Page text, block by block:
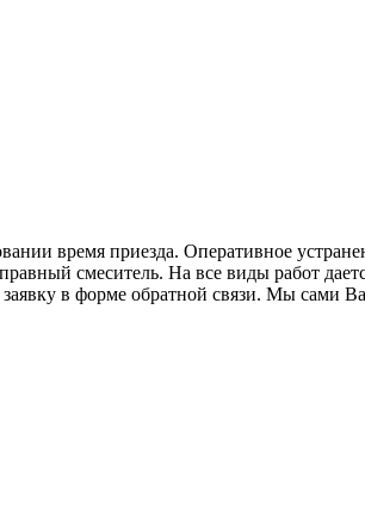
время приезда. Оперативное
смеситель. На все виды работ
заявку в форме обратной связи. Мы сами